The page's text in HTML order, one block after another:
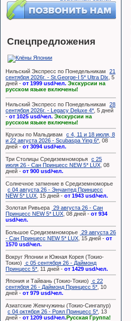
Спецпредложения
Нильский Экспресс по Понедельникам
21
сентября 2026г. - St.George-I 5* Ultra Dlx , 5
дней - от 1999 usd/чел. Экскурсии на
русском языке включены!
Нильский Экспресс по Понедельникам
28
сентября 2026г. - Legacy Deluxe 4* , 5 дней
- от 1025 usd/чел. Экскурсии на
русском языке включены!
Круизы по Мальдивам
с 4, 11 и 18 июля, 8
и 22 августа 2026 - Scubaspa Ying 6* , 08
дней - от 3094 usd/чел.
Три Столицы Средиземноморья с 25
июля 26 - Сан Принцесс NEW 5* LUX , 08
дней - от 900 usd/чел.
Солнечное затмение в Средиземноморье
с 04 августа 26 - Энчантед Принцесс
NEW 5* LUX , 15 дней - от 1943 usd/чел.
Золотая Ривьера 29 августа 26 - Сан
Принцесс NEW 5* LUX , 08 дней - от 934
usd/чел.
Большое Средиземноморье 29 августа 26
- Сан Принцесс NEW 5* LUX , 15 дней - от
1570 usd/чел.
Вокруг Японии и Южная Корея (Токио-
Токио)
с 05 сентября 26 - Даймонд
Принцесс 5* , 11 дней - от 1429 usd/чел.
Япония и Тайвань (Токио-Токио)
с 22
сентября 26 - Даймонд Принцесс 5* , 10
дней - от 979 usd/чел.
Азиатские Жемчужины (Токио-Сингапур)
с 04 октября 26 - Роял Принцесс 5* , 13
дней - от 1209 usd/чел.Русская Группа!